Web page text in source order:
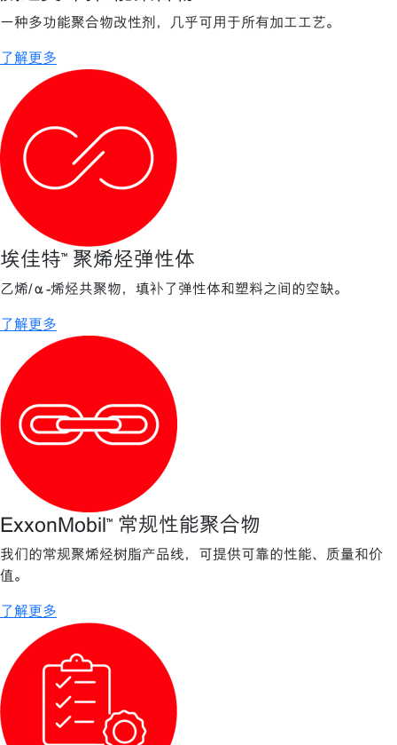
一种多功能聚合物改性剂，几乎可用于所有加工工艺。
了解更多
埃佳特™ 聚烯烃弹性体
乙烯/α-烯烃共聚物，填补了弹性体和塑料之间的空缺。
了解更多
ExxonMobil™ 常规性能聚合物
我们的常规聚烯烃树脂产品线，可提供可靠的性能、质量和价
值。
了解更多